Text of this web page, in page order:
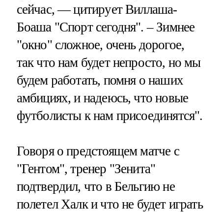
сейчас, — цитирует Виллаша-
Боаша "Спорт сегодня". – Зимнее
"окно" сложное, очень дорогое,
так что нам будет непросто, но мы
будем работать, помня о наших
амбициях, и надеюсь, что новые
футболисты к нам присоединятся".
Говоря о предстоящем матче с
"Гентом", тренер "Зенита"
подтвердил, что в Бельгию не
полетел Халк и что не будет играть